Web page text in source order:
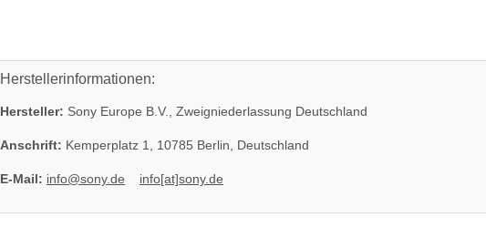
Herstellerinformationen:
Hersteller: Sony Europe B.V., Zweigniederlassung Deutschland
Anschrift: Kemperplatz 1, 10785 Berlin, Deutschland
E-Mail: info@sony.de info[at]sony.de